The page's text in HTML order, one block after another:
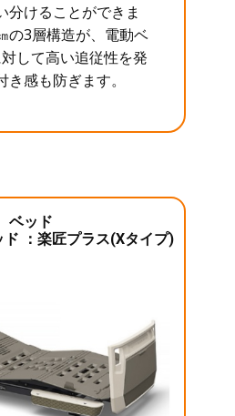
分けることができま
の3層構造が、電動ベ
して高い追従性を発
き感も防ぎます。
ベッド
：楽匠プラス(Xタイプ)